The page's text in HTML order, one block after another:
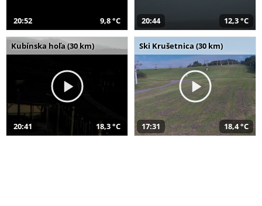
20:52 9,8 °C 20:44 12,3 °C
Kubínska hoľa (30 km)
20:41 18,3 °C
Ski Krušetnica (30 km)
17:31 18,4 °C